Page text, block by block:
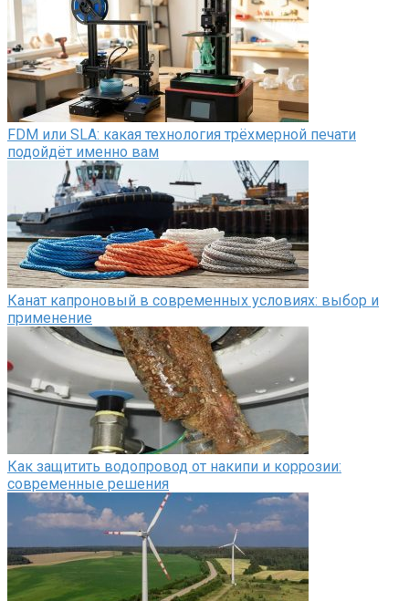
FDM или SLA: какая технология трёхмерной печати
подойдёт именно вам
Канат капроновый в современных условиях: выбор и
применение
Как защитить водопровод от накипи и коррозии:
современные решения